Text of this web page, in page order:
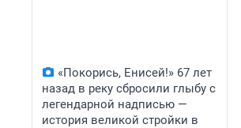
«Покорись, Енисей!» 67 лет
назад в реку сбросили глыбу с
легендарной надписью —
история великой стройки в